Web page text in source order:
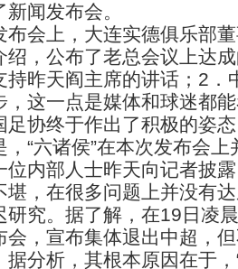
闻发布会。
上，大连实德俱乐部董
绍，公布了老总会议上达
持昨天阎主席的讲话；2．
，这一点是媒体和球迷都
足协终于作出了积极的姿
六诸侯”在本次发布会上
位内部人士昨天向记者披
堪，在很多问题上并没有
研究。据了解，在19日凌
会，宣布集体退出中超，
据分析，其根本原因在于